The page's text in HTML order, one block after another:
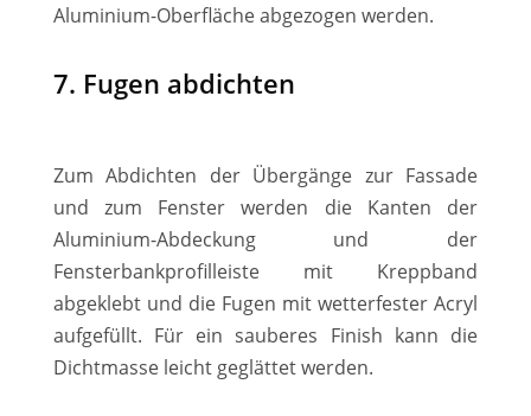
Aluminium-Oberfläche abgezogen werden.
7. Fugen abdichten
Zum Abdichten der Übergänge zur Fassade
und zum Fenster werden die Kanten der
Aluminium-Abdeckung und der
Fensterbankprofilleiste mit Kreppband
abgeklebt und die Fugen mit wetterfester Acryl
aufgefüllt. Für ein sauberes Finish kann die
Dichtmasse leicht geglättet werden.